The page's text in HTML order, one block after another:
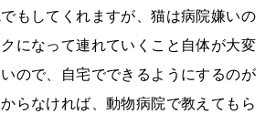
もしてくれますが、猫は病院嫌いの
になって連れていくこと自体が大変
ので、自宅でできるようにするのが
らなければ、動物病院で教えてもら